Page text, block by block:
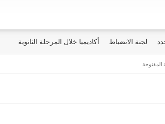
لجنة الانضباط أكاديميا خلال المرحلة الثانوية
المفتوحة